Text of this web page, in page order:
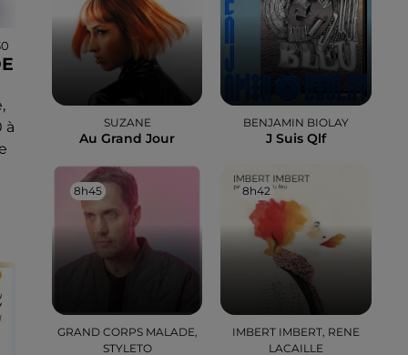
à
SUZANE
Au Grand Jour
BENJAMIN BIOLAY
J Suis Qlf
8h45
8h45
GRAND CORPS MALADE,
STYLETO
8h42
8h42
IMBERT IMBERT, RENE
LACAILLE